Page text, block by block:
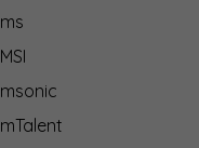
ms
MSI
msonic
mTalent